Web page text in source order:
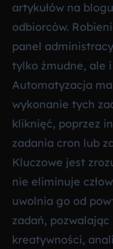
artykułów na
odbiorców.
panel
tylko żmudne, ale
Automatyzacja
wykonanie tych
kliknięć, poprzez
zadania cron lub
Kluczowe jest
nie eliminuje
uwolnia go od
zadań,
kreatywności,